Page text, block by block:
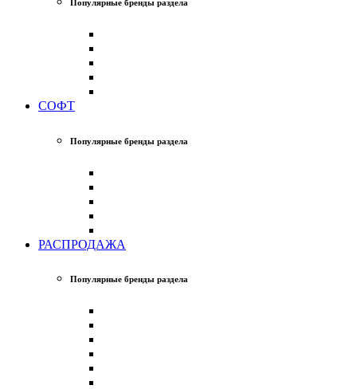
Популярные бренды раздела
СОФТ
Популярные бренды раздела
РАСПРОДАЖА
Популярные бренды раздела